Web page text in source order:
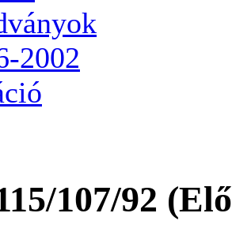
2002
107/92